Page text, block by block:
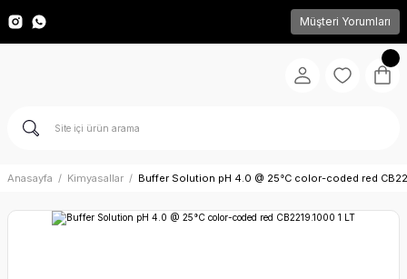
Müşteri Yorumları
Anasayfa Kimyasallar Buffer Solution pH 4.0 @ 25°C color-coded red